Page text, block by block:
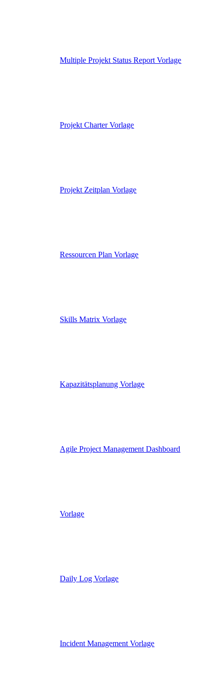
Multiple Projekt Status Report Vorlage
Projekt Charter Vorlage
Projekt Zeitplan Vorlage
Ressourcen Plan Vorlage
Skills Matrix Vorlage
Kapazitätsplanung Vorlage
Agile Project Management Dashboard
Vorlage
Daily Log Vorlage
Incident Management Vorlage